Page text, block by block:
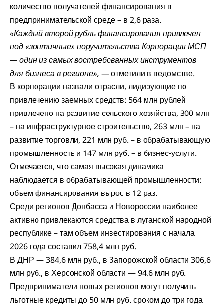
количество получателей финансирования в
предпринимательской среде – в 2,6 раза.
«Каждый второй рубль финансирования привлечен
под «зонтичные» поручительства Корпорации МСП
— один из самых востребованных инструментов
для бизнеса в регионе», — отметили в ведомстве.
В корпорации назвали отрасли, лидирующие по
привлечению заемных средств: 564 млн рублей
привлечено на развитие сельского хозяйства, 300 млн
– на инфраструктурное строительство, 263 млн – на
развитие торговли, 221 млн руб. – в обрабатывающую
промышленность и 147 млн руб. – в бизнес‑услуги.
Отмечается, что самая высокая динамика
наблюдается в обрабатывающей промышленности:
объем финансирования вырос в 12 раз.
Среди регионов Донбасса и Новороссии наиболее
активно привлекаются средства в луганской народной
республике – там объем инвестирования с начала
2026 года составил 758,4 млн руб.
В ДНР — 384,6 млн руб., в Запорожской области 306,6
млн руб., в Херсонской области — 94,6 млн руб.
Предприниматели новых регионов могут получить
льготные кредиты до 50 млн руб. сроком до три года